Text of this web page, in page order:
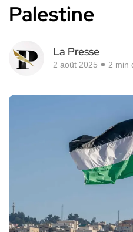
Palestine
La Presse
2 août 2025 2 min